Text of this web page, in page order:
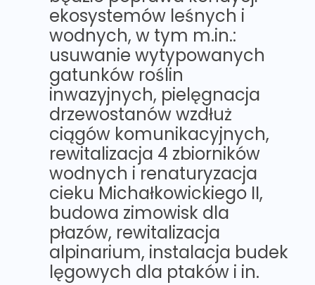
ekosystemów leśnych i
wodnych, w tym m.in.:
usuwanie wytypowanych
gatunków roślin
inwazyjnych, pielęgnacja
drzewostanów wzdłuż
ciągów komunikacyjnych,
rewitalizacja 4 zbiorników
wodnych i renaturyzacja
cieku Michałkowickiego II,
budowa zimowisk dla
płazów, rewitalizacja
alpinarium, instalacja budek
lęgowych dla ptaków i in.